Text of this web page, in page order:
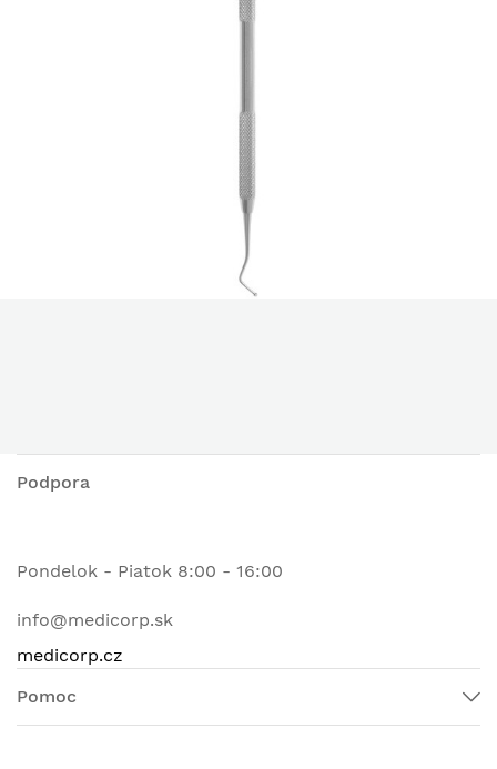
Podpora
Pondelok - Piatok 8:00 - 16:00
info@medicorp.sk
medicorp.cz
Pomoc